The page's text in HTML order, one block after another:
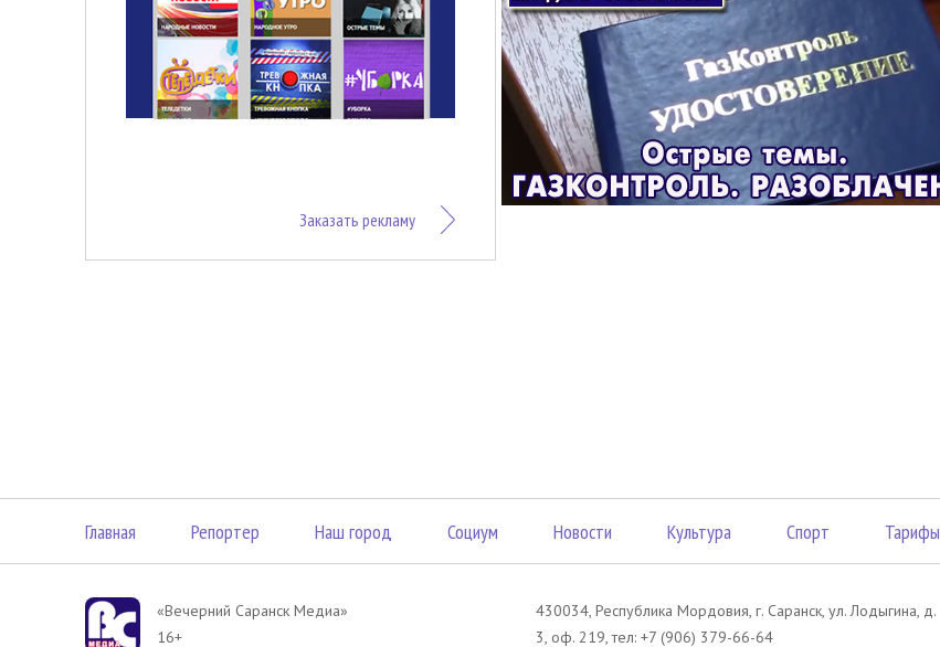
Заказать рекламу
Главная Репортер Наш город Социум Новости Культура Спорт Тарифы
«Вечерний Саранск Mедиа»
16+
430034, Республика Мордовия, г. Саранск, ул. Лодыгина, д.
3, оф. 219, тел: +7 (906) 379-66-64